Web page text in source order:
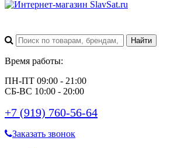
Время работы:
ПН-ПТ 09:00 - 21:00
СБ-ВС 10:00 - 20:00
+7 (919) 760-56-64
Заказать звонок